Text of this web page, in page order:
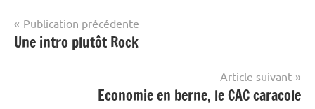
Navigation
de
Publication précédente
Une intro plutôt Rock
Article suivant
Economie en berne, le CAC caracole